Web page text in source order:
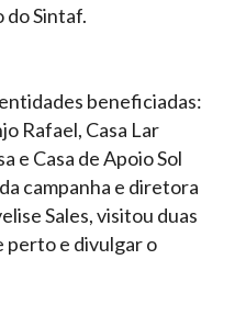
do Sintaf.
beneficiadas:
Rafael, Casa Lar
e Casa de Apoio Sol
campanha e diretora
Sales, visitou duas
perto e divulgar o